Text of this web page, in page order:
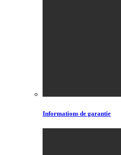
Informations de garantie